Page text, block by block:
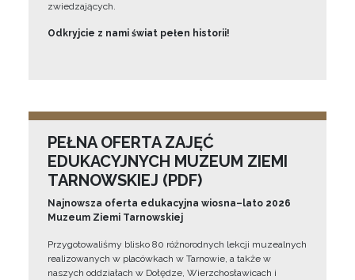
zwiedzających.
Odkryjcie z nami świat pełen historii!
PEŁNA OFERTA ZAJĘĆ
EDUKACYJNYCH MUZEUM ZIEMI
TARNOWSKIEJ (PDF)
Najnowsza oferta edukacyjna wiosna–lato 2026
Muzeum Ziemi Tarnowskiej
Przygotowaliśmy blisko 80 różnorodnych lekcji muzealnych
realizowanych w placówkach w Tarnowie, a także w
naszych oddziałach w Dołędze, Wierzchosławicach i